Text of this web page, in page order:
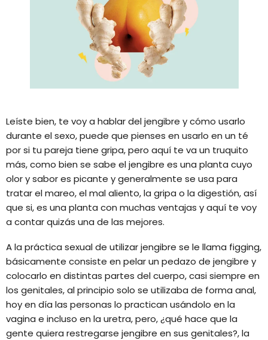
Leíste bien, te voy a hablar del jengibre y cómo usarlo
durante el sexo, puede que pienses en usarlo en un té
por si tu pareja tiene gripa, pero aquí te va un truquito
más, como bien se sabe el jengibre es una planta cuyo
olor y sabor es picante y generalmente se usa para
tratar el mareo, el mal aliento, la gripa o la digestión, así
que si, es una planta con muchas ventajas y aquí te voy
a contar quizás una de las mejores.
A la práctica sexual de utilizar jengibre se le llama figging,
básicamente consiste en pelar un pedazo de jengibre y
colocarlo en distintas partes del cuerpo, casi siempre en
los genitales, al principio solo se utilizaba de forma anal,
hoy en día las personas lo practican usándolo en la
vagina e incluso en la uretra, pero, ¿qué hace que la
gente quiera restregarse jengibre en sus genitales?, la